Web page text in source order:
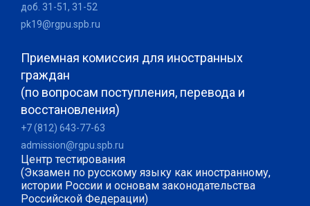
доб. 31-51, 31-52
pk19@rgpu.spb.ru
Приемная комиссия для иностранных
граждан
(по вопросам поступления, перевода и
восстановления)
+7 (812) 643-77-63
admission@rgpu.spb.ru
Центр тестирования
(Экзамен по русскому языку как иностранному,
истории России и основам законодательства
Российской Федерации)